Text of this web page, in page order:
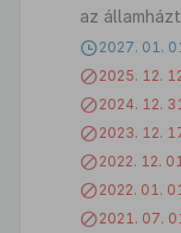
az
2027. 01.
2025. 12.
2024. 12.
2023. 12.
2022. 12.
2022. 01.
2021. 07.